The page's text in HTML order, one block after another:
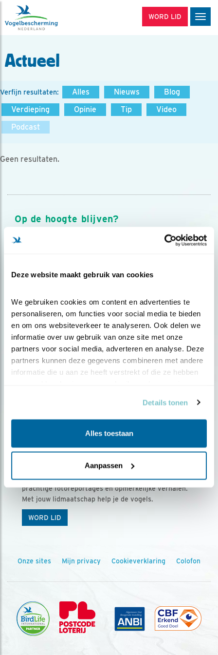
Deze website maakt gebruik van cookies
We gebruiken cookies om content en advertenties te
personaliseren, om functies voor social media te bieden
en om ons websiteverkeer te analyseren. Ook delen we
informatie over uw gebruik van onze site met onze
partners voor social media, adverteren en analyse. Deze
partners kunnen deze gegevens combineren met andere
informatie die u aan ze heeft verstrekt of die ze hebben
Details tonen
Alles toestaan
Aanpassen
WORD LID
Actueel
Verfijn resultaten: Alles Nieuws
Blog
Verdieping
Opinie Tip
Video
Podcast
Geen resultaten.
Op de hoogte blijven?
Meld je aan en ontvang nieuws, inspiratie, acties en tips
over vogels en activiteiten van Vogelbescherming.
Ontvang 5 x Vogels voor € 36,00 per jaar
Vogels is het tijdschrift voor onze leden, met
prachtige fotoreportages en opmerkelijke verhalen.
Met jouw lidmaatschap help je de vogels.
WORD LID
Onze sites Mijn privacy Cookieverklaring Colofon